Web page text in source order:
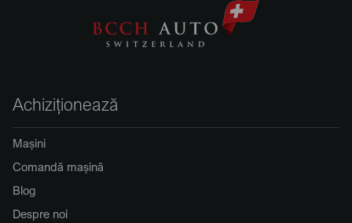
Achiziționează
Mașini
Comandă mașină
Blog
Despre noi